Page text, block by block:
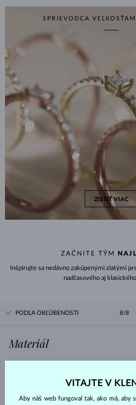
SPRIEVODCA
ZISTIŤ VIAC
ZAČNITE TÝM
Inšpirujte sa nedávno zakúpenými zlatými
nadčasového aj
PODĽA OBĽÚBENOSTI 8/8
Materiál
RUŽOVÉ ZLATOVITAJTE V
Aby náš web fungoval tak, ako má, aby